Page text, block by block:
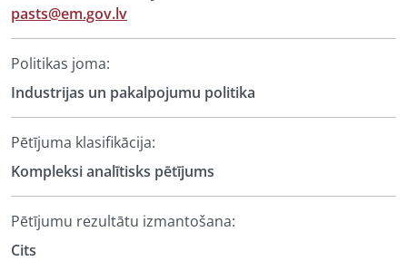
pasts@em.gov.lv
Politikas joma:
Industrijas un pakalpojumu politika
Pētījuma klasifikācija:
Kompleksi analītisks pētījums
Pētījumu rezultātu izmantošana:
Cits